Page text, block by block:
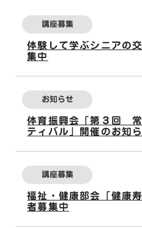
講座募集
体験して学ぶシニアの
集中
お知らせ
体育振興会「第３回
ティバル」開催のお知
講座募集
福祉・健康部会「健康
者募集中